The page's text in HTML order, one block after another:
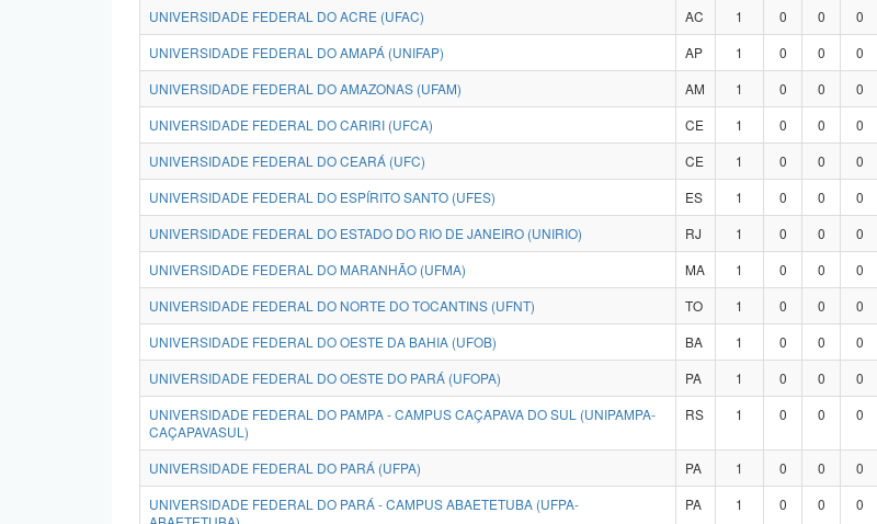
UNIVERSIDADE FEDERAL DO ACRE (UFAC)
AC 1 0 0 0
UNIVERSIDADE FEDERAL DO AMAPÁ (UNIFAP)
AP 1 0 0 0
UNIVERSIDADE FEDERAL DO AMAZONAS (UFAM)
AM 1 0 0 0
UNIVERSIDADE FEDERAL DO CARIRI (UFCA)
CE 1 0 0 0
UNIVERSIDADE FEDERAL DO CEARÁ (UFC)
CE 1 0 0 0
UNIVERSIDADE FEDERAL DO ESPÍRITO SANTO (UFES)
ES 1 0 0 0
UNIVERSIDADE FEDERAL DO ESTADO DO RIO DE JANEIRO (UNIRIO)
RJ 1 0 0 0
UNIVERSIDADE FEDERAL DO MARANHÃO (UFMA)
MA 1 0 0 0
UNIVERSIDADE FEDERAL DO NORTE DO TOCANTINS (UFNT)
TO 1 0 0 0
UNIVERSIDADE FEDERAL DO OESTE DA BAHIA (UFOB)
BA 1 0 0 0
UNIVERSIDADE FEDERAL DO OESTE DO PARÁ (UFOPA)
PA 1 0 0 0
UNIVERSIDADE FEDERAL DO PAMPA - CAMPUS CAÇAPAVA DO SUL (UNIPAMPA-
CAÇAPAVASUL)
RS 1 0 0 0
UNIVERSIDADE FEDERAL DO PARÁ (UFPA) PA 1 0 0 0
UNIVERSIDADE FEDERAL DO PARÁ - CAMPUS ABAETETUBA (UFPA-
PA 1 0 0 0